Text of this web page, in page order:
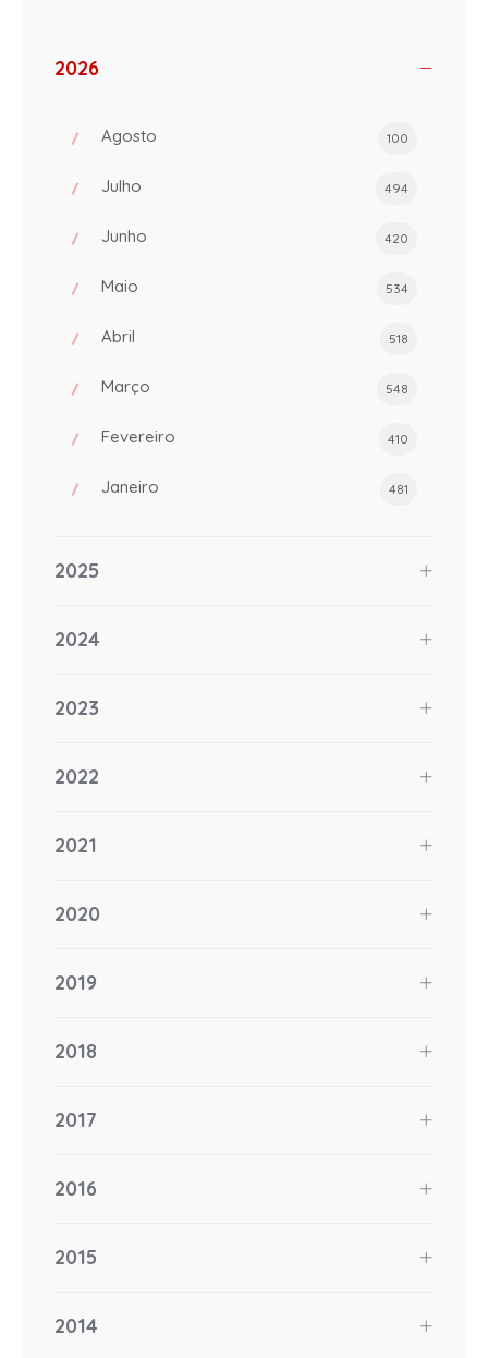
2026
Agosto 100
Julho 494
Junho 420
Maio 534
Abril 518
Março 548
Fevereiro 410
Janeiro 481
2025
2024
2023
2022
2021
2020
2019
2018
2017
2016
2015
2014